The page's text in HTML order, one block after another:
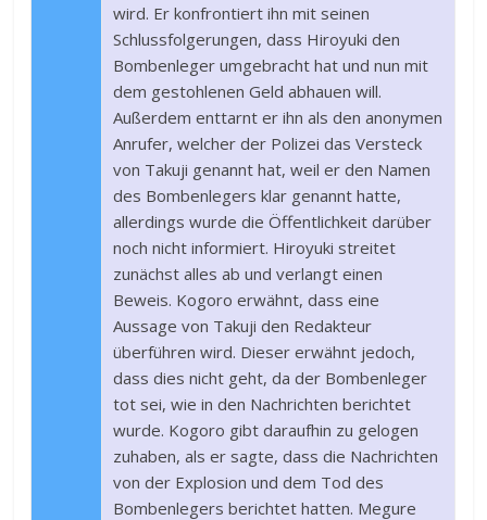
wird. Er konfrontiert ihn mit seinen
Schlussfolgerungen, dass Hiroyuki den
Bombenleger umgebracht hat und nun mit
dem gestohlenen Geld abhauen will.
Außerdem enttarnt er ihn als den anonymen
Anrufer, welcher der Polizei das Versteck
von Takuji genannt hat, weil er den Namen
des Bombenlegers klar genannt hatte,
allerdings wurde die Öffentlichkeit darüber
noch nicht informiert. Hiroyuki streitet
zunächst alles ab und verlangt einen
Beweis. Kogoro erwähnt, dass eine
Aussage von Takuji den Redakteur
überführen wird. Dieser erwähnt jedoch,
dass dies nicht geht, da der Bombenleger
tot sei, wie in den Nachrichten berichtet
wurde. Kogoro gibt daraufhin zu gelogen
zuhaben, als er sagte, dass die Nachrichten
von der Explosion und dem Tod des
Bombenlegers berichtet hatten. Megure